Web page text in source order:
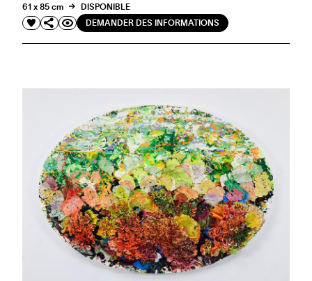
61 x 85 cm
DISPONIBLE
DEMANDER DES INFORMATIONS